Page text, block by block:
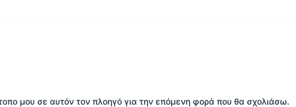
μου σε αυτόν τον πλοηγό για την επόμενη φορά που θα σχολιάσω.